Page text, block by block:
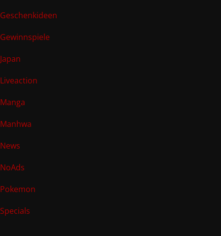
Geschenkideen
Gewinnspiele
Japan
Liveaction
Manga
Manhwa
News
NoAds
Pokemon
Specials